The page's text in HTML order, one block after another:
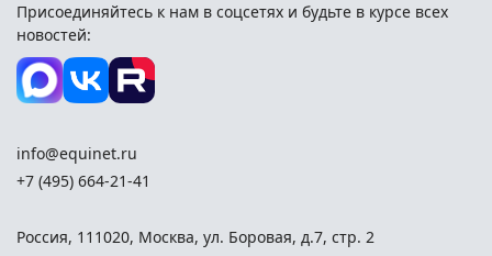
Присоединяйтесь к нам в соцсетях и будьте в курсе всех
новостей:
info@equinet.ru
+7 (495) 664-21-41
Россия, 111020, Москва, ул. Боровая, д.7, стр. 2